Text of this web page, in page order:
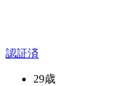
認証済
29歳